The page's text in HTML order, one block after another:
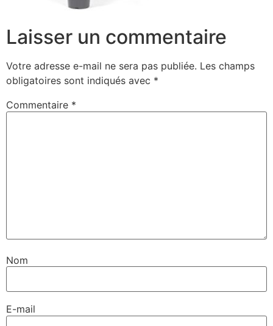
Laisser un commentaire
Votre adresse e-mail ne sera pas publiée. Les champs
obligatoires sont indiqués avec *
Commentaire *
Nom
E-mail